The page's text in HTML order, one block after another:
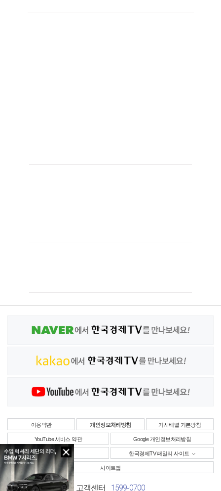
이용약관 개인정보처리방침 기사배열 기본방침
YouTube 서비스 약관 Google 개인정보처리방침
사업자정보 한국경제TV 패밀리 사이트
사이트맵
고객센터 1599-0700